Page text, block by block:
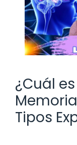
¿Cuál
Tipos